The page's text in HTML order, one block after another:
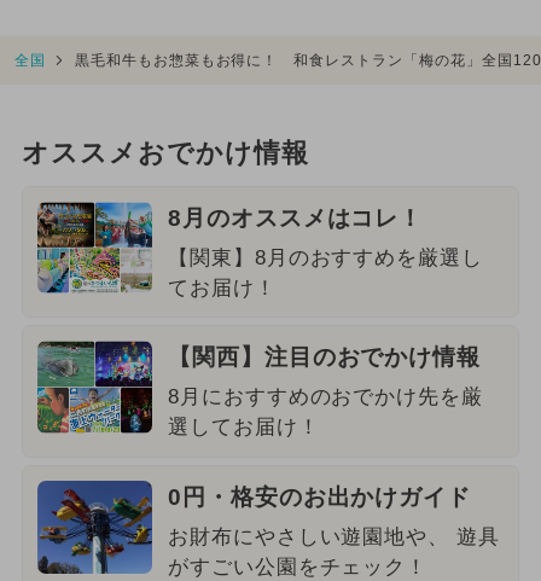
全国 黒毛和牛もお惣菜もお得に！ 和食レストラン「梅の花」全国
オススメおでかけ情報
8月のオススメはコレ！
【関東】8月のおすすめを厳選し
てお届け！
【関西】注目のおでかけ情報
8月におすすめのおでかけ先を厳
選してお届け！
0円・格安のお出かけガイド
お財布にやさしい遊園地や、 遊具
がすごい公園をチェック！